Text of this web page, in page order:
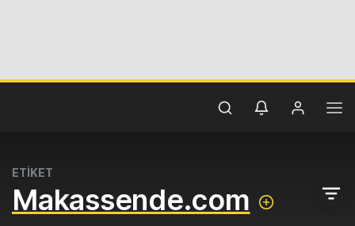
ETİKET
Makassende.com